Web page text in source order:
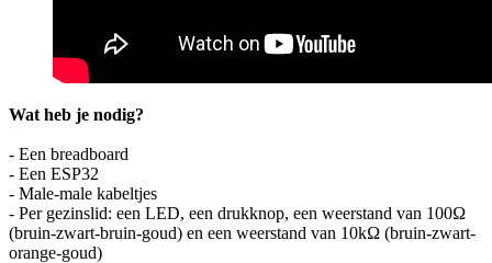
Wat heb je nodig?
- Een breadboard
- Een ESP32
- Male-male kabeltjes
- Per gezinslid: een LED, een drukknop, een weerstand van 100Ω
(bruin-zwart-bruin-goud) en een weerstand van 10kΩ (bruin-zwart-
orange-goud)